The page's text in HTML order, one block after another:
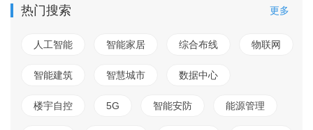
热门搜索 更多
人工智能 智能家居 综合布线 物联网
智能建筑 智慧城市 数据中心
楼宇自控 5G 智能安防 能源管理